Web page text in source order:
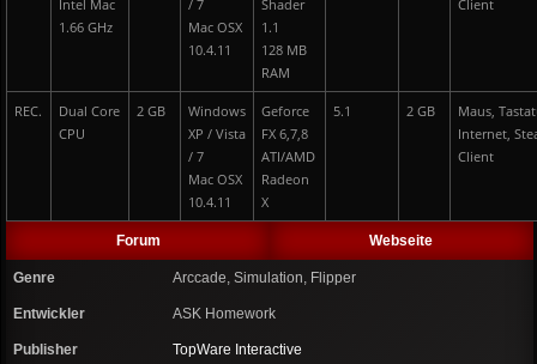
Intel Mac
1.66 GHz
/ 7
Mac OSX
10.4.11
Shader
1.1
128 MB
RAM
Client
REC.
Dual Core
CPU
2 GB
Windows
XP / Vista
/ 7
Mac OSX
10.4.11
Geforce
FX 6,7,8
ATI/AMD
Radeon
X
5.1 2 GB
Maus,
Internet,
Client
Forum Webseite
Genre Arccade, Simulation, Flipper
Entwickler ASK Homework
Publisher TopWare Interactive